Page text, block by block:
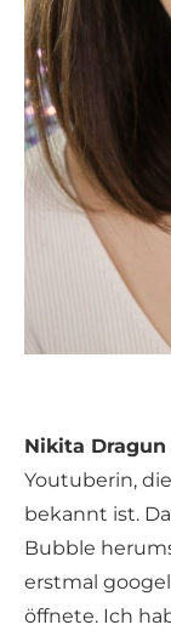
Nikita Dragun
Youtuberin,
bekannt ist.
Bubble
erstmal
öffnete. Ich